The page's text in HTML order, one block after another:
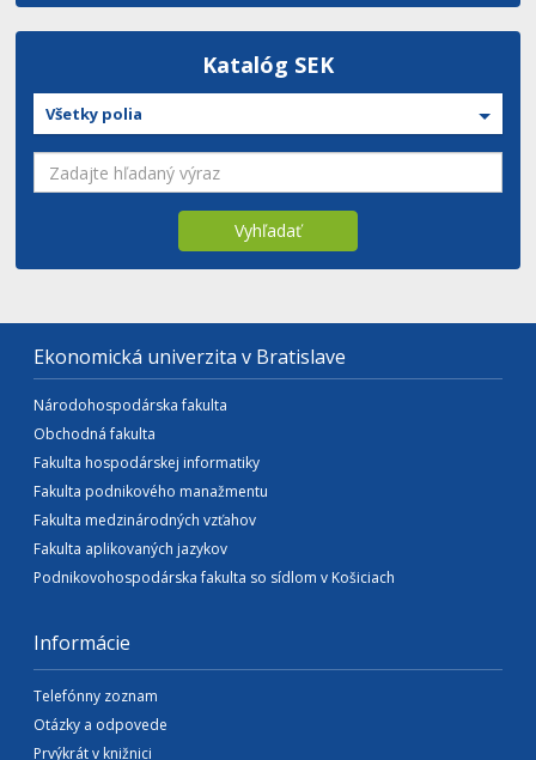
Katalóg SEK
Všetky polia
Vyhľadať
Ekonomická univerzita v Bratislave
Národohospodárska fakulta
Obchodná fakulta
Fakulta hospodárskej informatiky
Fakulta podnikového manažmentu
Fakulta medzinárodných vzťahov
Fakulta aplikovaných jazykov
Podnikovohospodárska fakulta so sídlom v Košiciach
Informácie
Telefónny zoznam
Otázky a odpovede
Prvýkrát v knižnici